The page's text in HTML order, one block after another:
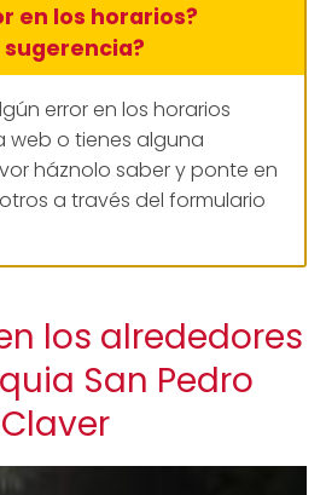
en los horarios?
error en los horarios
web o tienes alguna
háznolo saber y ponte en
a través del formulario
los alrededores
San Pedro
Claver